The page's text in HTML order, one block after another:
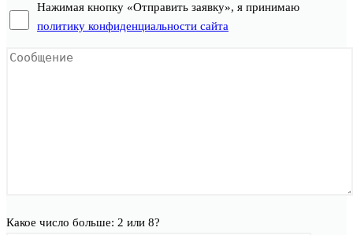
Нажимая кнопку «Отправить заявку», я принимаю
политику конфиденциальности сайта
Какое число больше: 2 или 8?